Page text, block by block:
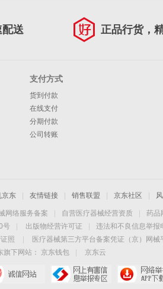
配送 正品行货，
支付方式
货到付款
在线支付
分期付款
公司转账
京东 友情链接 销售联盟 京东社区
网络服务备案 自营医疗器械经营资质 药品
号
出版物经营许可证
违法和不良信息举
照 医疗器械第三方平台备案凭证（京）网
旗下网站：
京东钱包
京东云